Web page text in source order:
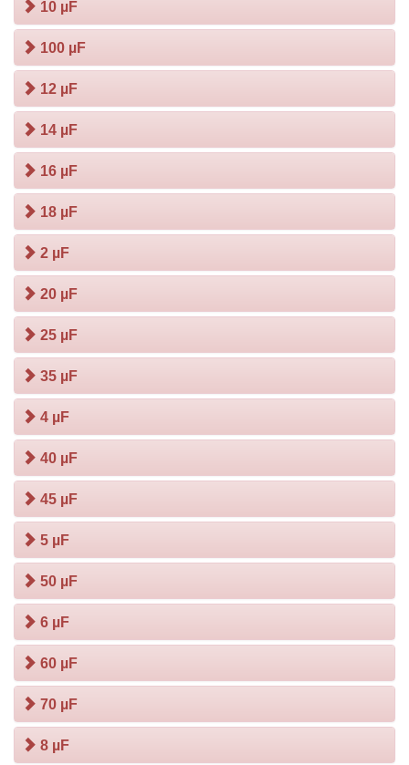
10 µF
100 µF
12 µF
14 µF
16 µF
18 µF
2 µF
20 µF
25 µF
35 µF
4 µF
40 µF
45 µF
5 µF
50 µF
6 µF
60 µF
70 µF
8 µF